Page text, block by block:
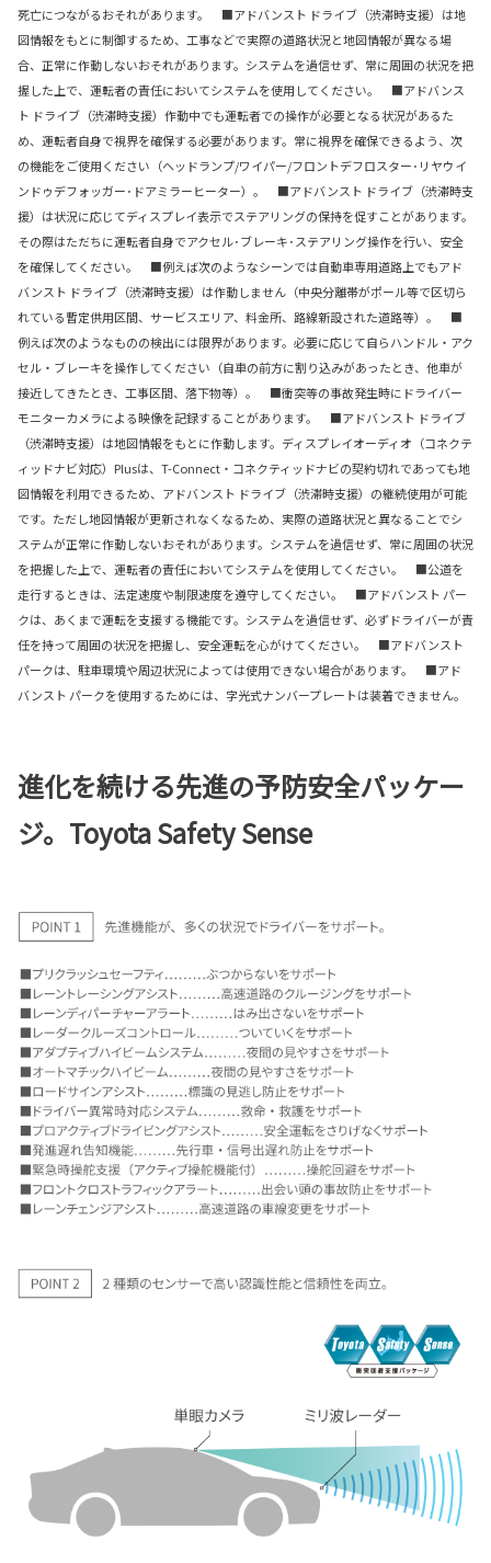
死亡につながるおそれがあります。 ■アドバンスト ドライブ（渋滞時支援）は地
図情報をもとに制御するため、工事などで実際の道路状況と地図情報が異なる場
合、正常に作動しないおそれがあります。システムを過信せず、常に周囲の状況を把
握した上で、運転者の責任においてシステムを使用してください。 ■アドバンス
ト ドライブ（渋滞時支援）作動中でも運転者での操作が必要となる状況があるた
め、運転者自身で視界を確保する必要があります。常に視界を確保できるよう、次
の機能をご使用ください（ヘッドランプ/ワイパー/フロントデフロスター･リヤウイ
ンドゥデフォッガー･ドアミラーヒーター）。 ■アドバンスト ドライブ（渋滞時支
援）は状況に応じてディスプレイ表示でステアリングの保持を促すことがあります。
その際はただちに運転者自身でアクセル･ブレーキ･ステアリング操作を行い、安全
を確保してください。 ■例えば次のようなシーンでは自動車専用道路上でもアド
バンスト ドライブ（渋滞時支援）は作動しません（中央分離帯がポール等で区切ら
れている暫定供用区間、サービスエリア、料金所、路線新設された道路等）。 ■
例えば次のようなものの検出には限界があります。必要に応じて自らハンドル・アク
セル・ブレーキを操作してください（自車の前方に割り込みがあったとき、他車が
接近してきたとき、工事区間、落下物等）。 ■衝突等の事故発生時にドライバー
モニターカメラによる映像を記録することがあります。 ■アドバンスト ドライブ
（渋滞時支援）は地図情報をもとに作動します。ディスプレイオーディオ（コネクテ
ィッドナビ対応）Plusは、T-Connect・コネクティッドナビの契約切れであっても地
図情報を利用できるため、アドバンスト ドライブ（渋滞時支援）の継続使用が可能
です。ただし地図情報が更新されなくなるため、実際の道路状況と異なることでシ
ステムが正常に作動しないおそれがあります。システムを過信せず、常に周囲の状況
を把握した上で、運転者の責任においてシステムを使用してください。 ■公道を
走行するときは、法定速度や制限速度を遵守してください。 ■アドバンスト パー
クは、あくまで運転を支援する機能です。システムを過信せず、必ずドライバーが責
任を持って周囲の状況を把握し、安全運転を心がけてください。 ■アドバンスト
パークは、駐車環境や周辺状況によっては使用できない場合があります。 ■アド
バンスト パークを使用するためには、字光式ナンバープレートは装着できません。
進化を続ける先進の予防安全パッケー
ジ。Toyota Safety Sense